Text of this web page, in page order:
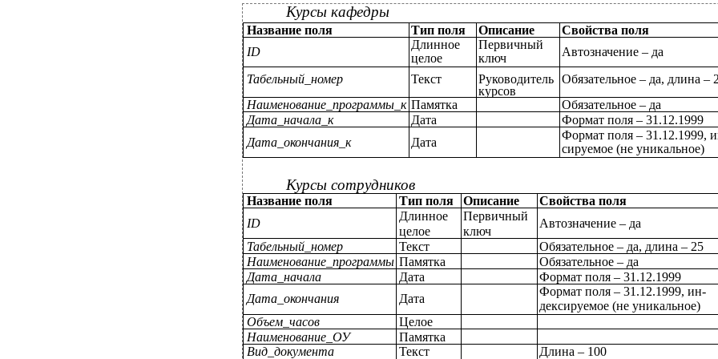
Курсы кафедры
Название поля Тип поля Описание
Свойства поля
ID
Длинное Первичный
Автозначение – да
целое
ключ
Табельный_номер
Текст Руководитель
Обязательное – да, длина –
курсов
Наименование_программы_к Памятка
Обязательное – да
Дата_начала_к
Дата
Формат поля – 31.12.1999
Дата_окончания_к
Дата
Формат поля – 31.12.1999,
сируемое (не уникальное)
Курсы сотрудников
Название поля Тип поля Описание
Свойства поля
ID
Длинное Первичный
Автозначение – да
целое
ключ
Табельный_номер
Текст
Обязательное – да, длина – 25
Наименование_программы Памятка
Обязательное – да
Дата_начала
Дата
Формат поля – 31.12.1999
Дата_окончания
Дата
Формат поля – 31.12.1999, ин-
дексируемое (не уникальное)
Объем_часов
Целое
Наименование_ОУ
Памятка
Вид_документа
Текст Длина – 100